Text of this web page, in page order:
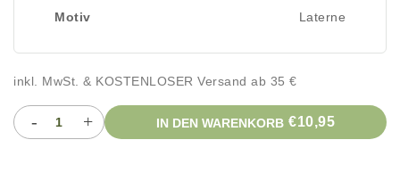
Motiv
Laterne
inkl. MwSt. & KOSTENLOSER Versand ab 35 €
- + IN DEN WARENKORB €10,95